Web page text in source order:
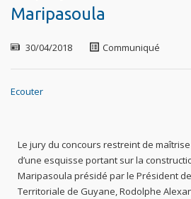
Maripasoula
30/04/2018 Communiqué
Ecouter
Le jury du concours restreint de
d’une esquisse portant sur la
Maripasoula présidé par le Président
Territoriale de Guyane, Rodolphe